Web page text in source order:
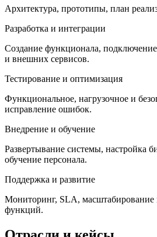
Архитектура, прототипы, план
Разработка и интеграции
Создание функционала,
и внешних сервисов.
Тестирование и оптимизация
Функциональное, нагрузочное и
исправление ошибок.
Внедрение и обучение
Развертывание системы, настройка
обучение персонала.
Поддержка и развитие
Мониторинг, SLA, масштабирование
функций.